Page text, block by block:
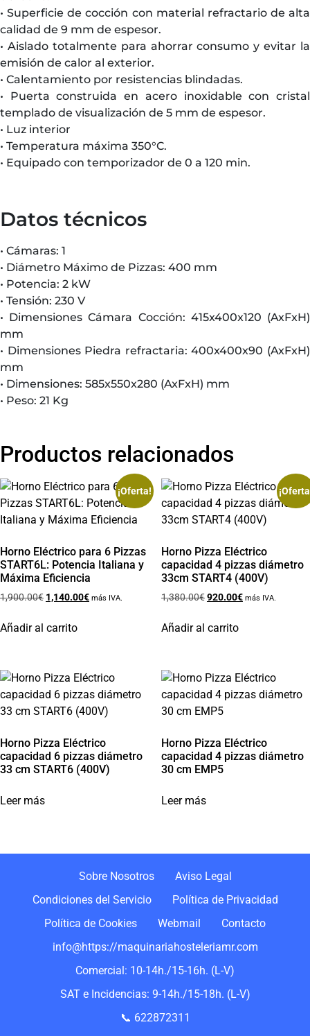
• Superficie de cocción con material refractario de alta
calidad de 9 mm de espesor.
• Aislado totalmente para ahorrar consumo y evitar la
emisión de calor al exterior.
• Calentamiento por resistencias blindadas.
• Puerta construida en acero inoxidable con cristal
templado de visualización de 5 mm de espesor.
• Luz interior
• Temperatura máxima 350°C.
• Equipado con temporizador de 0 a 120 min.
Datos técnicos
• Cámaras: 1
• Diámetro Máximo de Pizzas: 400 mm
• Potencia: 2 kW
• Tensión: 230 V
• Dimensiones Cámara Cocción: 415x400x120 (AxFxH)
mm
• Dimensiones Piedra refractaria: 400x400x90 (AxFxH)
mm
• Dimensiones: 585x550x280 (AxFxH) mm
• Peso: 21 Kg
Productos relacionados
¡Oferta!
Horno Eléctrico para 6 Pizzas
START6L: Potencia Italiana y
Máxima Eficiencia
1,900.00€ 1,140.00€ más IVA.
Añadir al carrito
Horno Pizza Eléctrico
capacidad 4 pizzas diámetro
33cm START4 (400V)
1,380.00€920.00€ más IVA.
Añadir al carrito
Horno Pizza Eléctrico
capacidad 6 pizzas diámetro
33 cm START6 (400V)
Leer más
Horno Pizza Eléctrico
capacidad 4 pizzas diámetro
30 cm EMP5
Leer más
Sobre Nosotros
Aviso Legal
Condiciones del Servicio
Política de Privacidad
Política de Cookies
Webmail
Contacto
info@https://maquinariahosteleriamr.com
Comercial: 10-14h./15-16h. (L-V)
SAT e Incidencias: 9-14h./15-18h. (L-V)
📞 622872311